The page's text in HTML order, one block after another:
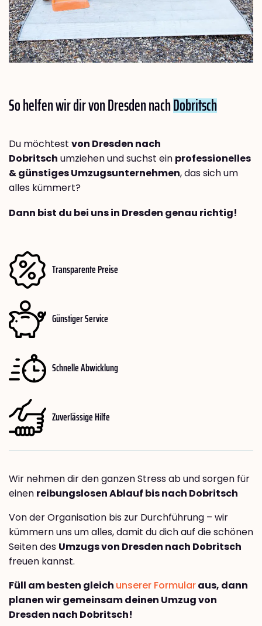
So helfen wir dir von Dresden nachDobritsch
Du möchtest von Dresden nach
Dobritsch umziehen und suchst ein professionelles
& günstiges Umzugsunternehmen, das sich um
alles kümmert?
Dann bist du bei uns in Dresden genau richtig!
Transparente Preise
Günstiger Service
Schnelle Abwicklung
Zuverlässige Hilfe
Wir nehmen dir den ganzen Stress ab und sorgen für
einen reibungslosen Ablauf bis nach Dobritsch
Von der Organisation bis zur Durchführung – wir
kümmern uns um alles, damit du dich auf die schönen
Seiten des Umzugs von Dresden nach Dobritsch
freuen kannst.
Füll am besten gleich unserer Formularaus, dann
planen wir gemeinsam deinen Umzug von
Dresden nach Dobritsch!